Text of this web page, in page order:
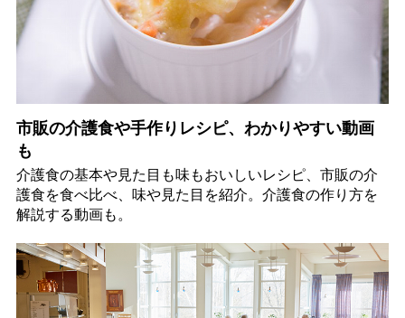
市販の介護食や手作りレシピ、わかりやすい動画
も
介護食の基本や見た目も味もおいしいレシピ、市販の介
護食を食べ比べ、味や見た目を紹介。介護食の作り方を
解説する動画も。